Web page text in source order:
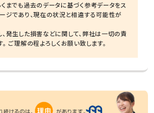
までも過去のデータに基づく参考データをス
ージであり、現在の状況と相違する可能性が
発生した損害などに関して、弊社は一切の責
ご理解の程よろしくお願い致します。